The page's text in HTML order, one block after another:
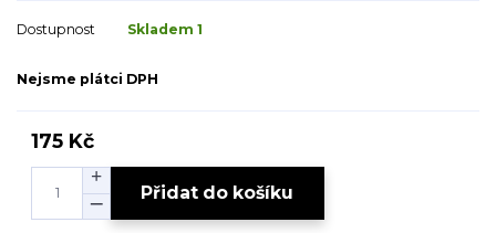
Dostupnost Skladem 1
Nejsme plátci DPH
175 Kč
Přidat do košíku